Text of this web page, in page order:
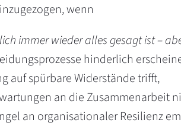
wenn
immer wieder alles gesagt ist –
hinderlich
auf spürbare Widerstände trifft,
an die Zusammenarbeit
an organisationaler Resilienz